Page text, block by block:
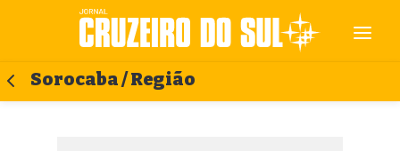
Sorocaba / Região